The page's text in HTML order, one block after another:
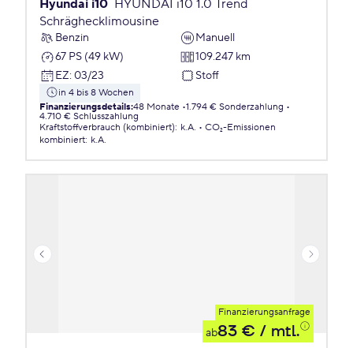
Hyundai i10 HYUNDAI i10 1.0 Trend
Schräghecklimousine
Benzin
Manuell
67 PS (49 kW)
109.247 km
EZ: 03/23 Stoff
in 4 bis 8 Wochen
Finanzierungsdetails:48 Monate 1.794 € Sonderzahlung
4.710 € Schlusszahlung
Kraftstoffverbrauch (kombiniert): k.A.
CO₂-Emissionen
kombiniert: k.A.
Finanzierungsanfrage
ab83 € / mtl.